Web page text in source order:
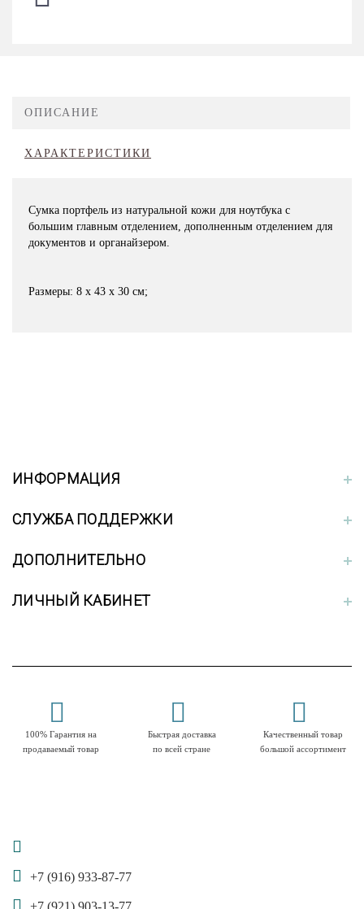
ОПИСАНИЕ
ХАРАКТЕРИСТИКИ
Сумка портфель из натуральной кожи для ноутбука с
большим главным отделением, дополненным отделением для
документов и органайзером.
Размеры: 8 х 43 х 30 см;
ИНФОРМАЦИЯ
СЛУЖБА ПОДДЕРЖКИ
ДОПОЛНИТЕЛЬНО
ЛИЧНЫЙ КАБИНЕТ
100% Гарантия на
продаваемый товар
Быстрая доставка
по всей стране
Качественный товар
большой ассортимент
+7 (916) 933-87-77
+7 (921) 903-13-77